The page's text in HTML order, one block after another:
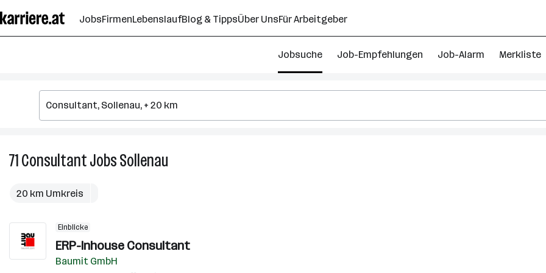
Seiteninhalt
springen
JobsFirmenLebenslaufBlog & TippsÜber UnsFür Arbeitgeber
Jobsuche Job-Empfehlungen Job-Alarm Merkliste
71ConsultantJobsSollenau
20 km Umkreis
Einblicke
ERP-Inhouse Consultant
Baumit GmbH